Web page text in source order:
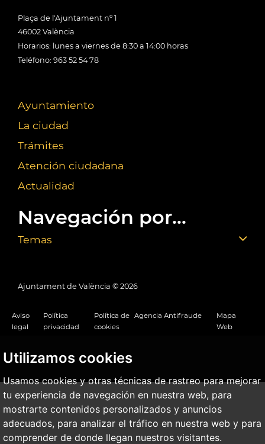
Utilizamos cookies
Usamos cookies y otras técnicas de rastreo para mejorar
tu experiencia de navegación en nuestra web, para
mostrarte contenidos personalizados y anuncios
adecuados, para analizar el tráfico en nuestra web y para
comprender de donde llegan nuestros visitantes.
Plaça de l'Ajuntament nº 1
46002 València
Horarios: lunes a viernes de 8:30 a 14:00 horas
Teléfono: 963 52 54 78
Ayuntamiento
La ciudad
Trámites
Atención ciudadana
Actualidad
Navegación por...
Temas
Ajuntament de València © 2026
Aviso
legal
Política
privacidad
Política de
cookies
Agencia Antifraude
Mapa
Web